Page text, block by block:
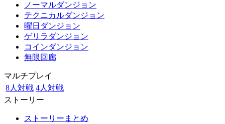
ノーマルダンジョン
テクニカルダンジョン
曜日ダンジョン
ゲリラダンジョン
コインダンジョン
無限回廊
マルチプレイ
8人対戦 4人対戦
ストーリー
ストーリーまとめ